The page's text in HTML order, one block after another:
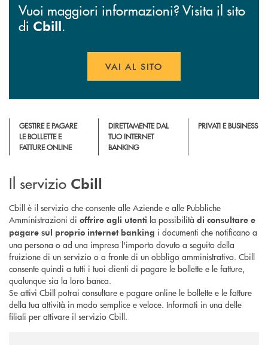
Vuoi maggiori informazioni? Visita il sito
di Cbill.
VAI AL SITO
GESTIRE E PAGARE
LE BOLLETTE E
FATTURE ONLINE
DIRETTAMENTE DAL
TUO INTERNET
BANKING
PRIVATI E BUSINESS
Il servizio Cbill
Cbill è il servizio che consente alle Aziende e alle Pubbliche
Amministrazioni di offrire agli utenti la possibilità di consultare e
pagare sul proprio internet banking i documenti che notificano a
una persona o ad una impresa l'importo dovuto a seguito della
fruizione di un servizio o a fronte di un obbligo amministrativo. Cbill
consente quindi a tutti i tuoi clienti di pagare le bollette e le fatture,
qualunque sia la loro banca.
Se attivi Cbill potrai consultare e pagare online le bollette e le fatture
della tua attività in modo semplice e veloce. Informati in una delle
filiali per attivare il servizio Cbill.